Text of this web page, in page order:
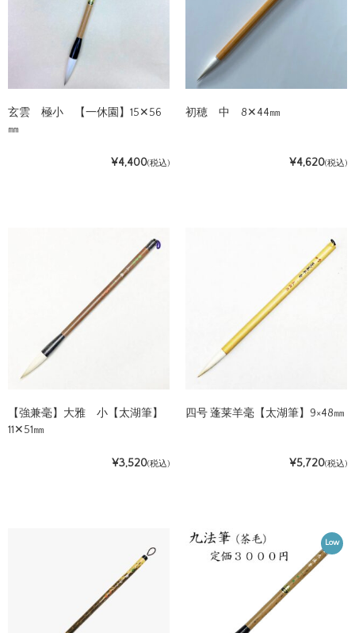
玄雲 極小 【一休園】15✕56
㎜
¥4,400(税込)
初穂 中 8✕44㎜
¥4,620(税込)
【強兼毫】大雅 小【太湖筆】
11✕51㎜
¥3,520(税込)
四号 蓬莱羊毫【太湖筆】9×48㎜
¥5,720(税込)
Low